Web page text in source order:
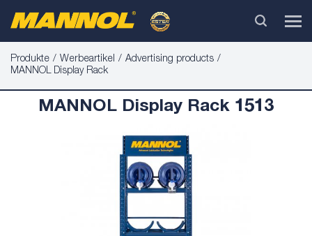
Produkte Werbeartikel
Advertising products
MANNOL Display Rack
MANNOL Display Rack 1513